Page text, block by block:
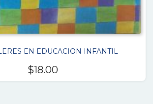
EN EDUCACION INFANTIL
$18.00